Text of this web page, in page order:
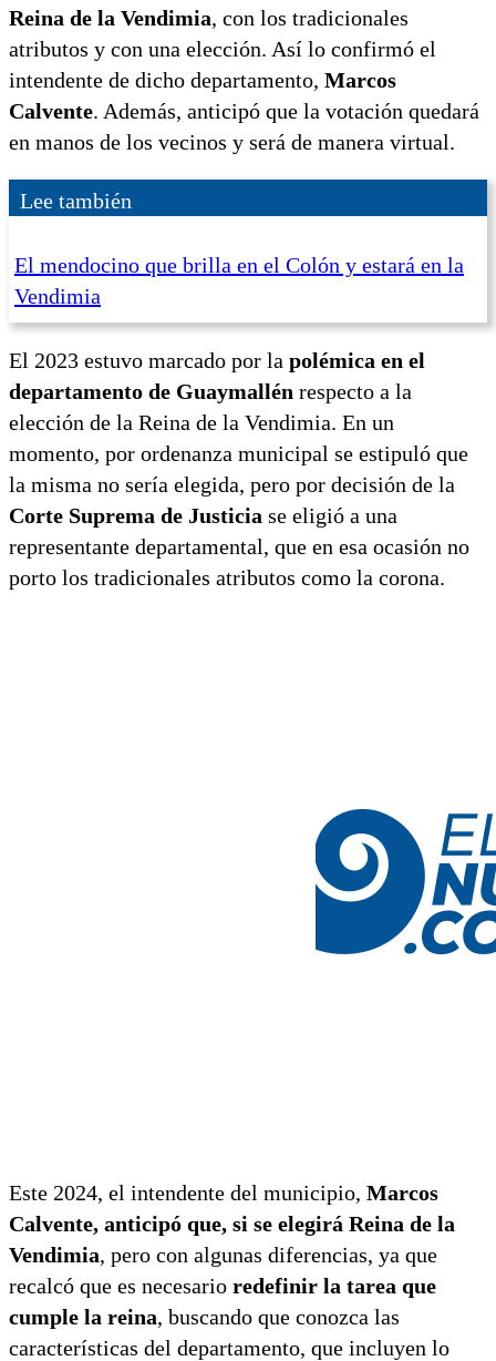
Reina de la Vendimia, con los tradicionales
atributos y con una elección. Así lo confirmó el
intendente de dicho departamento, Marcos
Calvente. Además, anticipó que la votación quedará
en manos de los vecinos y será de manera virtual.
Lee también
El mendocino que brilla en el Colón y estará en la
Vendimia
El 2023 estuvo marcado por la polémica en el
departamento de Guaymallén respecto a la
elección de la Reina de la Vendimia. En un
momento, por ordenanza municipal se estipuló que
la misma no sería elegida, pero por decisión de la
Corte Suprema de Justicia se eligió a una
representante departamental, que en esa ocasión no
porto los tradicionales atributos como la corona.
Este 2024, el intendente del municipio, Marcos
Calvente, anticipó que, si se elegirá Reina de la
Vendimia, pero con algunas diferencias, ya que
recalcó que es necesario redefinir la tarea que
cumple la reina, buscando que conozca las
características del departamento, que incluyen lo